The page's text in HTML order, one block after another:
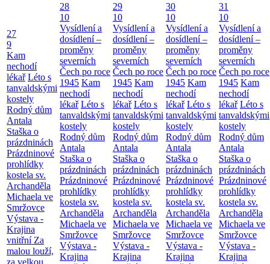
27
9
Kam
nechodí
lékař Léto s
tanvaldskými
kostely
Rodný dům
Antala
Staška o
prázdninách
Prázdninové
prohlídky
kostela sv.
Archanděla
Michaela ve
Smržovce
Výstava -
Krajina
vnitřní Za
malou louží,
za velkou
28
10
Vysídlení a
dosídlení –
proměny
severních
Čech po roce
1945 Kam
nechodí
lékař Léto s
tanvaldskými
kostely
Rodný dům
Antala
Staška o
prázdninách
Prázdninové
prohlídky
kostela sv.
Archanděla
Michaela ve
Smržovce
Výstava -
Krajina
29
10
Vysídlení a
dosídlení –
proměny
severních
Čech po roce
1945 Kam
nechodí
lékař Léto s
tanvaldskými
kostely
Rodný dům
Antala
Staška o
prázdninách
Prázdninové
prohlídky
kostela sv.
Archanděla
Michaela ve
Smržovce
Výstava -
Krajina
30
10
Vysídlení a
dosídlení –
proměny
severních
Čech po roce
1945 Kam
nechodí
lékař Léto s
tanvaldskými
kostely
Rodný dům
Antala
Staška o
prázdninách
Prázdninové
prohlídky
kostela sv.
Archanděla
Michaela ve
Smržovce
Výstava -
Krajina
31
10
Vysídlení a
dosídlení –
proměny
severních
Čech po roce
1945 Kam
nechodí
lékař Léto s
tanvaldskými
kostely
Rodný dům
Antala
Staška o
prázdninách
Prázdninové
prohlídky
kostela sv.
Archanděla
Michaela ve
Smržovce
Výstava -
Krajina